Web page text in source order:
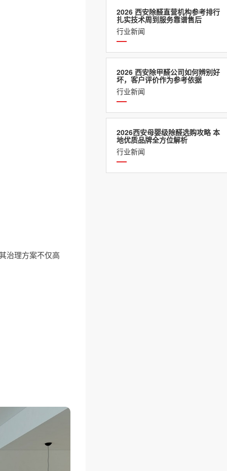
2026 西安除醛直营机构参考排行
扎实技术周到服务靠谱售后
行业新闻
2026 西安除甲醛公司如何辨别好
坏，客户评价作为参考依据
行业新闻
2026西安母婴级除醛选购攻略 本
地优质品牌全方位解析
行业新闻
治理方案不仅高